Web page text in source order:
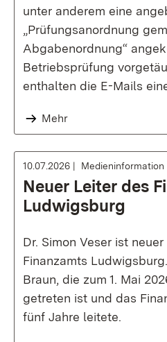
unter anderem eine
„Prüfungsanordnung
Abgabenordnung“
Betriebsprüfung
enthalten die E-Mails
Mehr
10.07.2026
Neuer Leiter des
Ludwigsburg
Dr. Simon Veser ist
Finanzamts
Braun, die zum 1. Mai
getreten ist und das
fünf Jahre leitete.